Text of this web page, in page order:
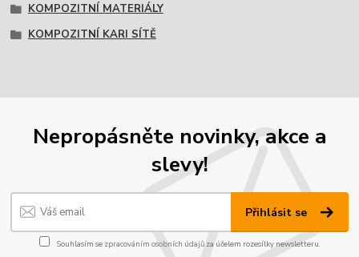
KOMPOZITNÍ MATERIÁLY
KOMPOZITNÍ KARI SÍTĚ
Nepropásněte novinky, akce a
slevy!
Přihlásit se
Souhlasím se zpracováním osobních údajůza účelem rozesílky newsletteru.